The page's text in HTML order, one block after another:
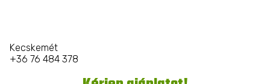
Kecskemét
+36 76 484 378